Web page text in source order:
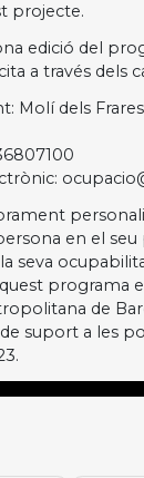
projecte.
edició del
a través dels
Molí dels
en el
seva
programa
de
suport a les